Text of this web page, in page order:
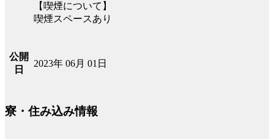
【喫煙について】
喫煙スペースあり
公開
日
2023年 06月 01日
寮・住み込み情報